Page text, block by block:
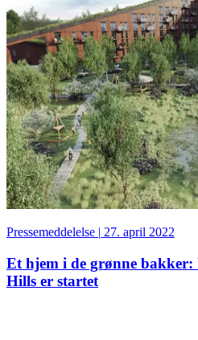
Pressemeddelelse | 27. april 2022
Et hjem i de grønne bakker:
Hills er startet